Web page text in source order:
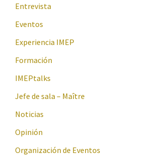
Entrevista
Eventos
Experiencia IMEP
Formación
IMEPtalks
Jefe de sala – Maître
Noticias
Opinión
Organización de Eventos